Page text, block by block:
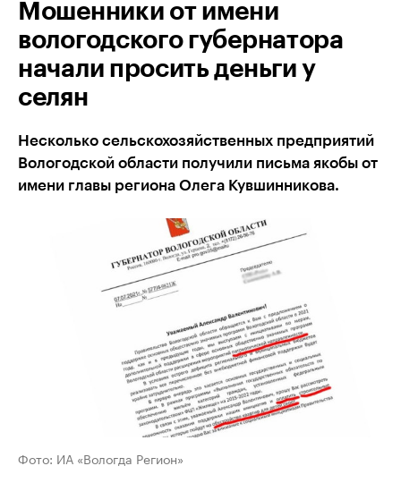
Мошенники от имени
вологодского губернатора
начали просить деньги у
селян
Несколько сельскохозяйственных предприятий
Вологодской области получили письма якобы от
имени главы региона Олега Кувшинникова.
Фото: ИА «Вологда Регион»